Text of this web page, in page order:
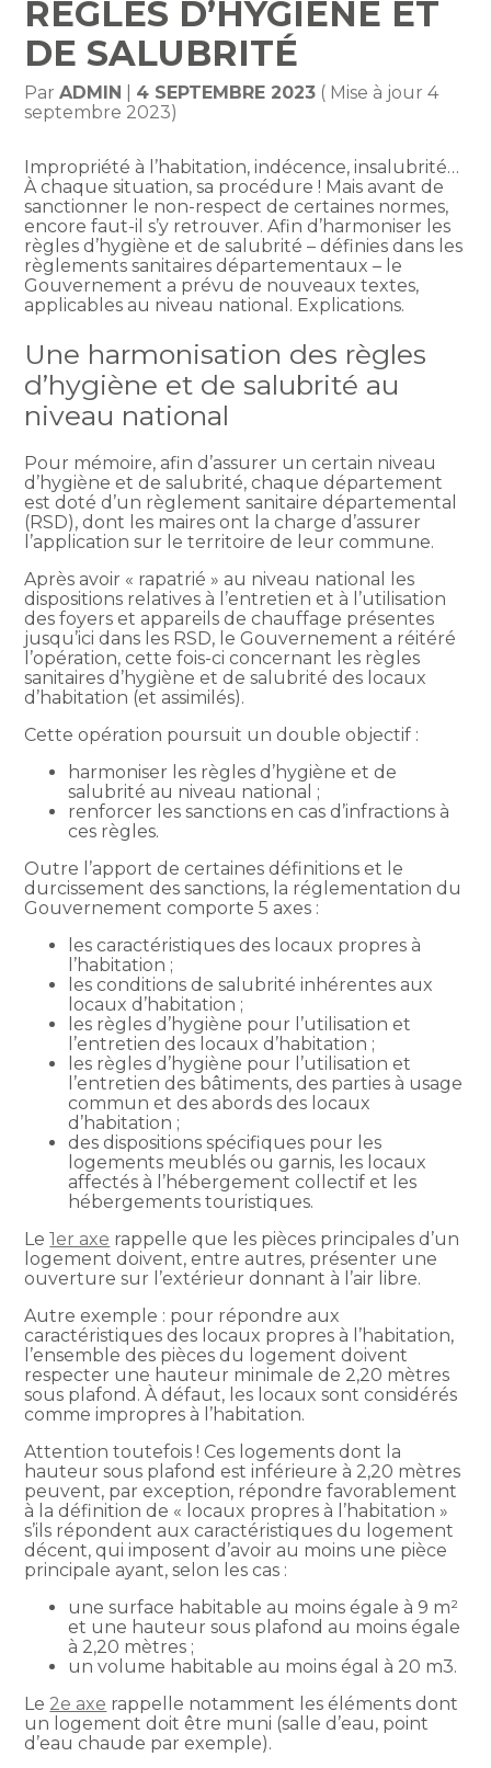
RÈGLES D’HYGIÈNE ET
DE SALUBRITÉ
ParADMIN 4 SEPTEMBRE 2023 ( Mise à jour 4
septembre 2023)
Impropriété à l’habitation, indécence, insalubrité…
À chaque situation, sa procédure ! Mais avant de
sanctionner le non-respect de certaines normes,
encore faut-il s’y retrouver. Afin d’harmoniser les
règles d’hygiène et de salubrité – définies dans les
règlements sanitaires départementaux – le
Gouvernement a prévu de nouveaux textes,
applicables au niveau national. Explications.
Une harmonisation des règles
d’hygiène et de salubrité au
niveau national
Pour mémoire, afin d’assurer un certain niveau
d’hygiène et de salubrité, chaque département
est doté d’un règlement sanitaire départemental
(RSD), dont les maires ont la charge d’assurer
l’application sur le territoire de leur commune.
Après avoir « rapatrié » au niveau national les
dispositions relatives à l’entretien et à l’utilisation
des foyers et appareils de chauffage présentes
jusqu’ici dans les RSD, le Gouvernement a réitéré
l’opération, cette fois-ci concernant les règles
sanitaires d’hygiène et de salubrité des locaux
d’habitation (et assimilés).
Cette opération poursuit un double objectif :
harmoniser les règles d’hygiène et de
salubrité au niveau national ;
renforcer les sanctions en cas d’infractions à
ces règles.
Outre l’apport de certaines définitions et le
durcissement des sanctions, la réglementation du
Gouvernement comporte 5 axes :
les caractéristiques des locaux propres à
l’habitation ;
les conditions de salubrité inhérentes aux
locaux d’habitation ;
les règles d’hygiène pour l’utilisation et
l’entretien des locaux d’habitation ;
les règles d’hygiène pour l’utilisation et
l’entretien des bâtiments, des parties à usage
commun et des abords des locaux
d’habitation ;
des dispositions spécifiques pour les
logements meublés ou garnis, les locaux
affectés à l’hébergement collectif et les
hébergements touristiques.
Le1er axe rappelle que les pièces principales d’un
logement doivent, entre autres, présenter une
ouverture sur l’extérieur donnant à l’air libre.
Autre exemple : pour répondre aux
caractéristiques des locaux propres à l’habitation,
l’ensemble des pièces du logement doivent
respecter une hauteur minimale de 2,20 mètres
sous plafond. À défaut, les locaux sont considérés
comme impropres à l’habitation.
Attention toutefois ! Ces logements dont la
hauteur sous plafond est inférieure à 2,20 mètres
peuvent, par exception, répondre favorablement
à la définition de « locaux propres à l’habitation »
s’ils répondent aux caractéristiques du logement
décent, qui imposent d’avoir au moins une pièce
principale ayant, selon les cas :
une surface habitable au moins égale à 9 m²
et une hauteur sous plafond au moins égale
à 2,20 mètres ;
un volume habitable au moins égal à 20 m3.
Le 2e axe rappelle notamment les éléments dont
un logement doit être muni (salle d’eau, point
d’eau chaude par exemple).